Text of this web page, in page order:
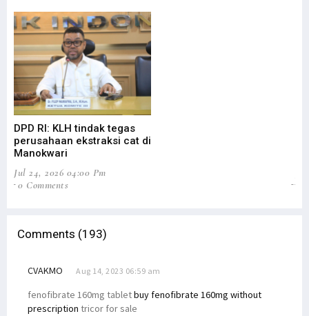
DPD RI: KLH tindak tegas
perusahaan ekstraksi cat di
Manokwari
Jul 24, 2026 04:00 Pm
0 Comments
Comments (193)
CVAKMO Aug 14, 2023 06:59 am
fenofibrate 160mg tabletbuy fenofibrate 160mg without
prescription tricor for sale